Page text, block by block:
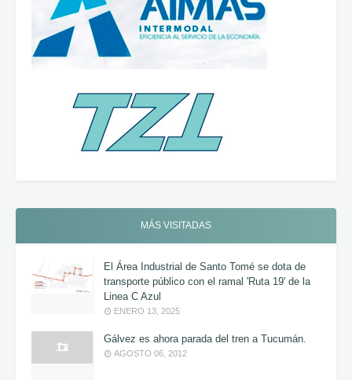
MÁS VISITADAS
El Área Industrial de Santo Tomé se dota de
transporte público con el ramal 'Ruta 19' de la
Linea C Azul
ENERO 13, 2025
Gálvez es ahora parada del tren a Tucumán.
AGOSTO 06, 2012